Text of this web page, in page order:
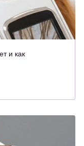
и как